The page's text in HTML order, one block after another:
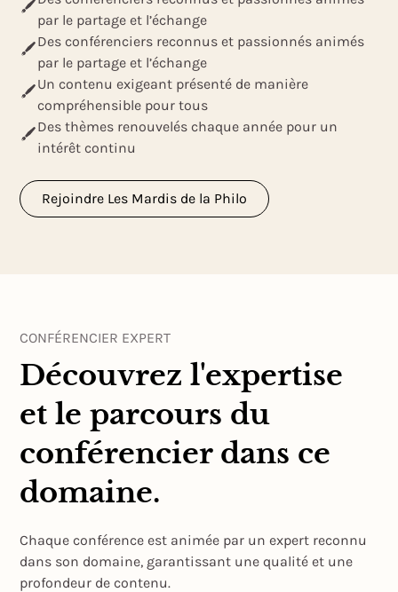
par le partage et l’échange
Des conférenciers reconnus et passionnés animés
par le partage et l’échange
Un contenu exigeant présenté de manière
compréhensible pour tous
Des thèmes renouvelés chaque année pour un
intérêt continu
Rejoindre Les Mardis de la Philo
CONFÉRENCIER EXPERT
Découvrez l'expertise
et le parcours du
conférencier dans ce
domaine.
Chaque conférence est animée par un expert reconnu
dans son domaine, garantissant une qualité et une
profondeur de contenu.